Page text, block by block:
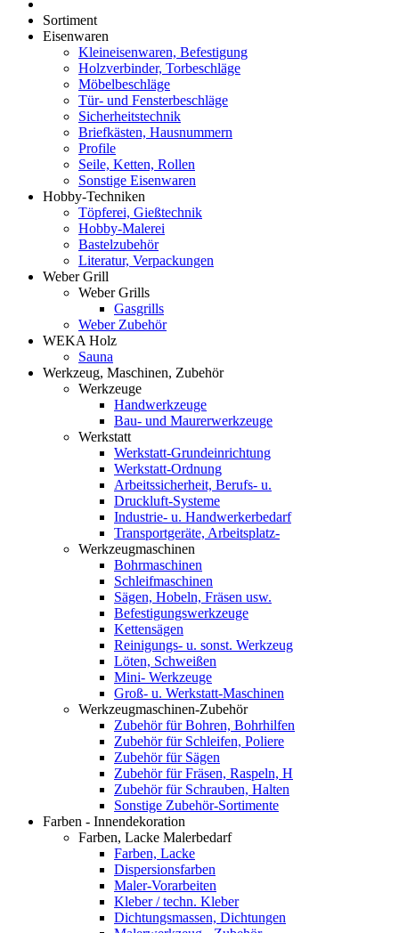
Sortiment
Eisenwaren
Kleineisenwaren, Befestigung
Holzverbinder, Torbeschläge
Möbelbeschläge
Tür- und Fensterbeschläge
Sicherheitstechnik
Briefkästen, Hausnummern
Profile
Seile, Ketten, Rollen
Sonstige Eisenwaren
Hobby-Techniken
Töpferei, Gießtechnik
Hobby-Malerei
Bastelzubehör
Literatur, Verpackungen
Weber Grill
Weber Grills
Gasgrills
Weber Zubehör
WEKA Holz
Sauna
Werkzeug, Maschinen, Zubehör
Werkzeuge
Handwerkzeuge
Bau- und Maurerwerkzeuge
Werkstatt
Werkstatt-Grundeinrichtung
Werkstatt-Ordnung
Arbeitssicherheit, Berufs- u.
Druckluft-Systeme
Industrie- u. Handwerkerbedarf
Transportgeräte, Arbeitsplatz-
Werkzeugmaschinen
Bohrmaschinen
Schleifmaschinen
Sägen, Hobeln, Fräsen usw.
Befestigungswerkzeuge
Kettensägen
Reinigungs- u. sonst. Werkzeug
Löten, Schweißen
Mini- Werkzeuge
Groß- u. Werkstatt-Maschinen
Werkzeugmaschinen-Zubehör
Zubehör für Bohren, Bohrhilfen
Zubehör für Schleifen, Poliere
Zubehör für Sägen
Zubehör für Fräsen, Raspeln, H
Zubehör für Schrauben, Halten
Sonstige Zubehör-Sortimente
Farben - Innendekoration
Farben, Lacke Malerbedarf
Farben, Lacke
Dispersionsfarben
Maler-Vorarbeiten
Kleber / techn. Kleber
Dichtungsmassen, Dichtungen